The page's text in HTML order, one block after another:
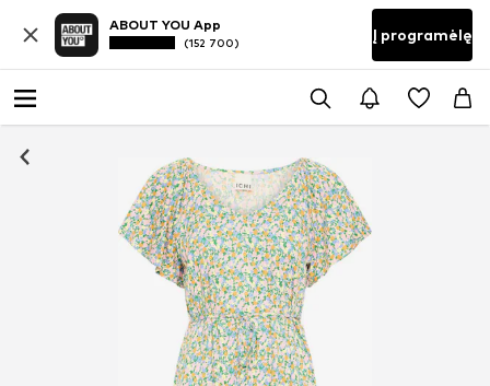
ABOUT YOU App
(152 700) Į programėlę